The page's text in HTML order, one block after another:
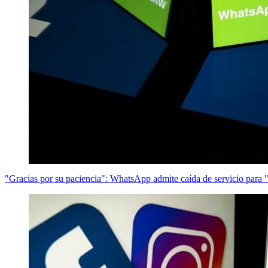
"Gracias por su paciencia": WhatsApp admite caída de servicio para